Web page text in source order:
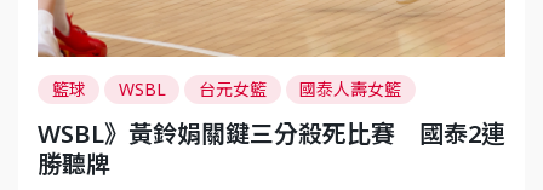
籃球 WSBL 台元女籃 國泰人壽女籃
WSBL》黃鈴娟關鍵三分殺死比賽 國泰2連
勝聽牌